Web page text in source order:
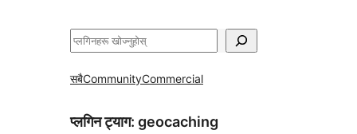
खोज्नुहोस्
सबैCommunityCommercial
प्लगिन ट्याग: geocaching